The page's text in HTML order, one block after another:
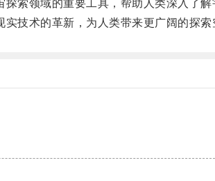
领域的重要工具，帮助人类深入了解
术的革新，为人类带来更广阔的探索